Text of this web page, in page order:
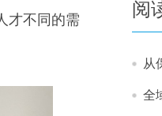
才不同的需
阅
从
全